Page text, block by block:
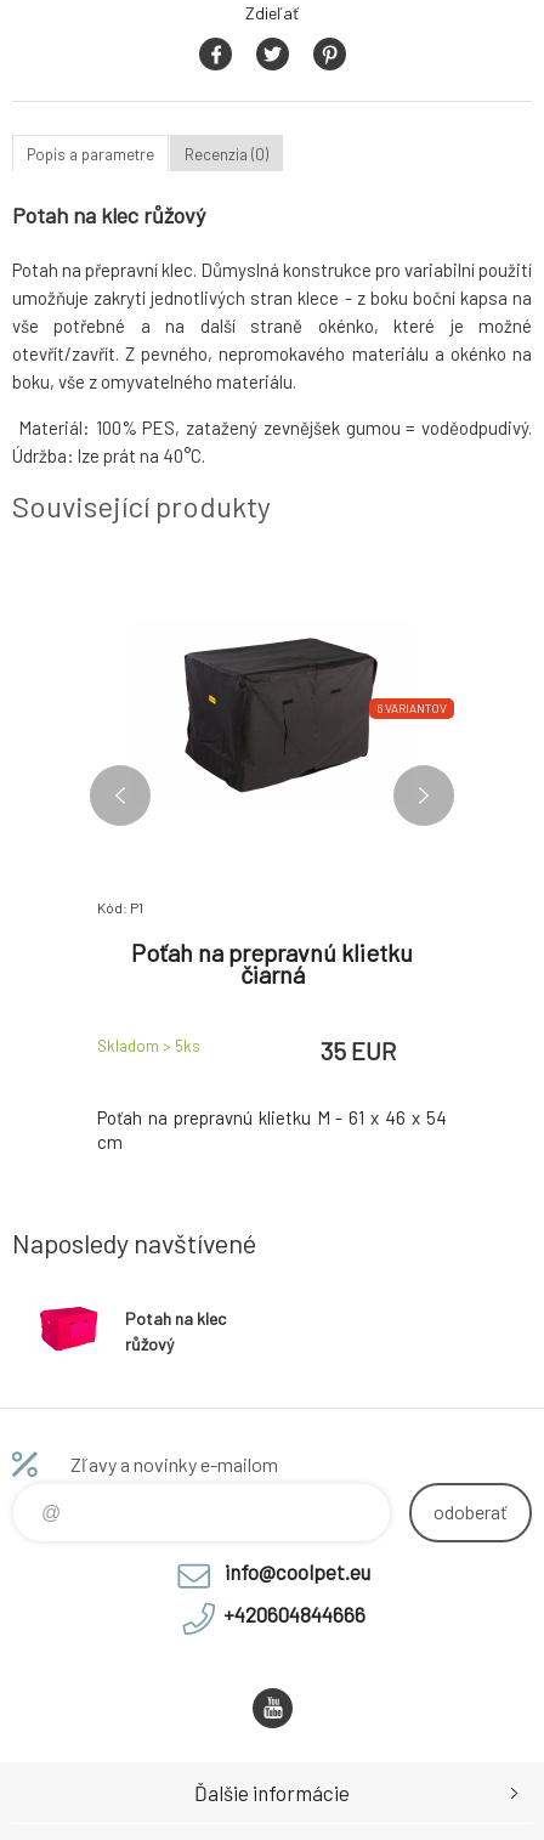
Zdieľať
Popis a parametre Recenzia (0)
Potah na klec růžový
Potah na přepravní klec. Důmyslná konstrukce pro variabilní použití
umožňuje zakrytí jednotlivých stran klece - z boku boční kapsa na
vše potřebné a na další straně okénko, které je možné
otevřít/zavřít. Z pevného, nepromokavého materiálu a okénko na
boku, vše z omyvatelného materiálu.
Materiál: 100% PES, zatažený zevnějšek gumou = voděodpudivý.
Údržba: lze prát na 40°C.
Související produkty
6 VARIANTOV
Kód: P1
Poťah na prepravnú klietku
čiarná
Skladom > 5ks 35 EUR
Poťah na prepravnú klietku M - 61 x 46 x 54
cm
Naposledy navštívené
Potah na klec
růžový
Zľavy a novinky e-mailom
odoberať
info@coolpet.eu
+420604844666
Ďalšie informácie